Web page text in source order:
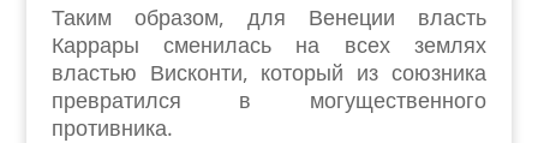
Таким образом, для Венеции власть
Каррары сменилась на всех землях
властью Висконти, который из союзника
превратился в могущественного
противника.